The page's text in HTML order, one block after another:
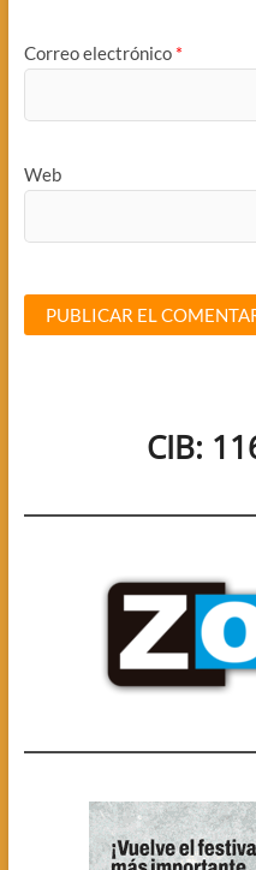
Correo electrónico *
Web
CIB: